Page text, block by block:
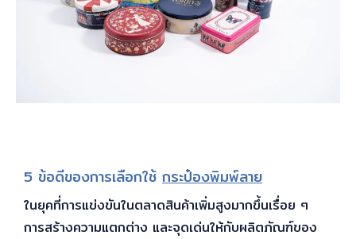
5 ข้อดีของการเลือกใช้ กระป๋องพิมพ์ลาย
ในยุคที่การแข่งขันในตลาดสินค้าเพิ่มสูงมากขึ้นเรื่อย ๆ
การสร้างความแตกต่าง และจุดเด่นให้กับผลิตภัณฑ์ของ